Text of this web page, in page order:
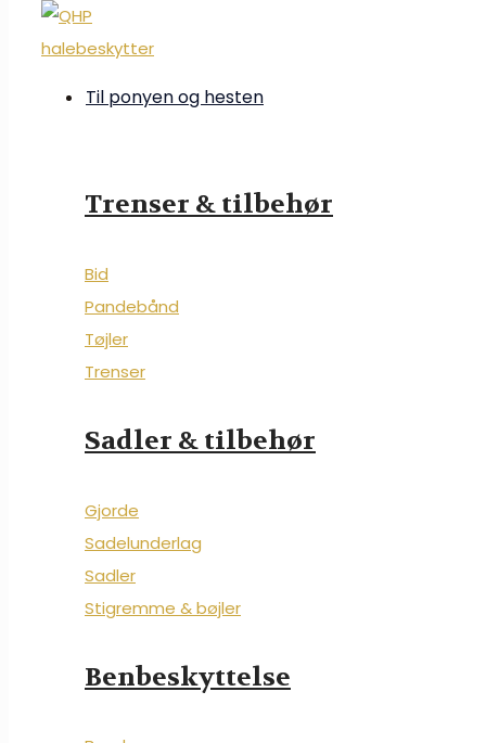
Til ponyen og hesten
Trenser & tilbehør
Bid
Pandebånd
Tøjler
Trenser
Sadler & tilbehør
Gjorde
Sadelunderlag
Sadler
Stigremme & bøjler
Benbeskyttelse